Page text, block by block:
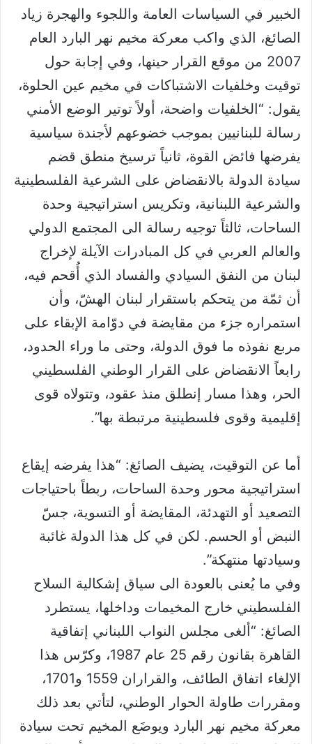
الخبير في السياسات العامة واللجوء والهجرة زياد
الصائغ، الذي واكب معركة مخيم نهر البارد العام
2007 من موقع القرار حينها، وفي إجابة حول
توقيت وخلفيات الاشتباكات في مخيم عين الحلوة،
يقول: “الخلفيات واضحة، أولاً توتير الوضع الأمني
رسالة للبنانيين بموجب خضوعهم لأجندة سياسية
يفرضها فائض القوة، ثانياً ترسيخ منطق قضم
سيادة الدولة بالانقضاض على الشرعية الفلسطينية
والشرعية اللبنانية، وتكريس استراتيجية وحدة
الساحات، ثالثاً توجيه رسالة الى المجتمع الدولي
والعالم العربي في كل المبادرات الآيلة لإخراج
لبنان من النفق السيادي والفساد الذي أُقحم فيه،
أن ثمّة من يتحكم باستقرار لبنان الهشّ، وأن
استمراره جزء من مقايضة في دوّامة الإبقاء على
مربع نفوذه ما فوق الدولة، وحتى ما وراء الحدود،
رابعاً الانقضاض على القرار الوطني الفلسطيني
الحر، وهذا مسار إنطلق منذ عقود، وتتولاه قوى
إقليمية وقوى فلسطينية مرتبطة بها”.
أما عن التوقيت، يضيف الصائغ: “هذا يفرضه إيقاع
استراتيجية محور وحدة الساحات، ربطاً باحتياجات
التصعيد أو التهدئة، المقايضة أو التسوية، جسّ
النبض أو الحسم. لكن في كل هذا الدولة غائبة
وسيادتها منتهكة”.
وفي ما يُعنى بالعودة الى سياق إشكالية السلاح
الفلسطيني خارج المخيمات وداخلها، يستطرد
الصائغ: “ألغى مجلس النواب اللبناني إتفاقية
القاهرة بقانون رقم 25 عام 1987، وكرّس هذا
الإلغاء اتفاق الطائف، والقراران 1559 و1701،
ومقررات طاولة الحوار الوطني، لتأتي بعد ذلك
معركة مخيم نهر البارد ويوضَع المخيم تحت سيادة